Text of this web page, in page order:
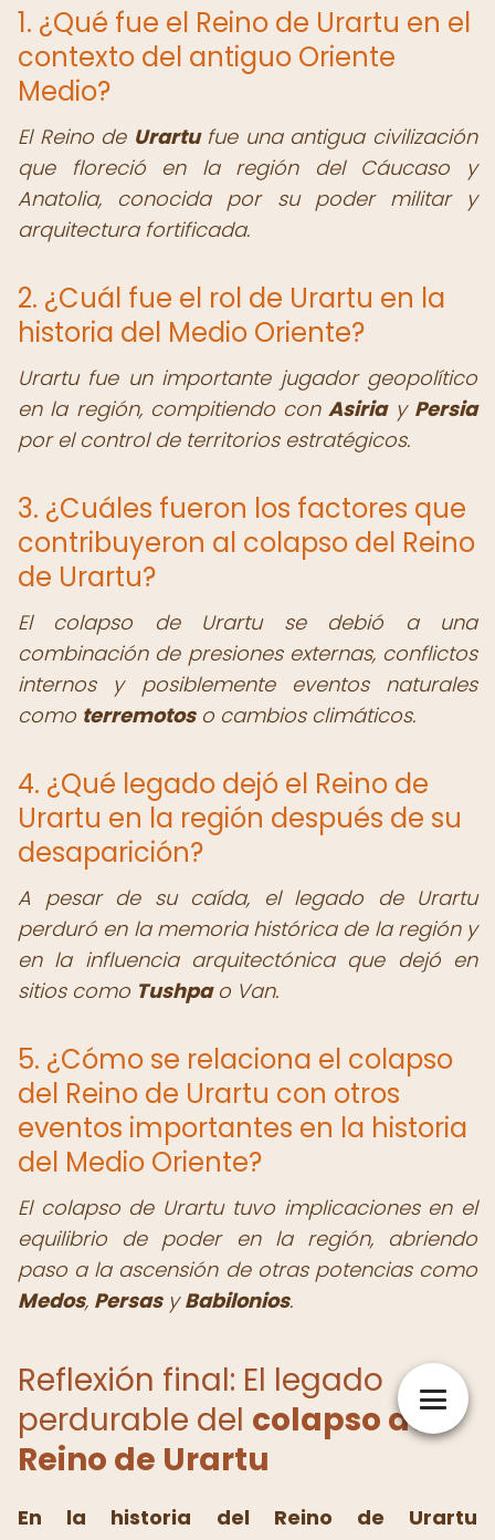
1. ¿Qué fue el Reino de Urartu en el
contexto del antiguo Oriente
Medio?
El Reino de Urartufue una antigua civilización
que floreció en la región del Cáucaso y
Anatolia, conocida por su poder militar y
arquitectura fortificada.
2. ¿Cuál fue el rol de Urartu en la
historia del Medio Oriente?
Urartu fue un importante jugador geopolítico
en la región, compitiendo conAsiriay Persia
por el control de territorios estratégicos.
3. ¿Cuáles fueron los factores que
contribuyeron al colapso del Reino
de Urartu?
El colapso de Urartu se debió a una
combinación de presiones externas, conflictos
internos y posiblemente eventos naturales
como terremotoso cambios climáticos.
4. ¿Qué legado dejó el Reino de
Urartu en la región después de su
desaparición?
A pesar de su caída, el legado de Urartu
perduró en la memoria histórica de la región y
en la influencia arquitectónica que dejó en
sitios como Tushpao Van.
5. ¿Cómo se relaciona el colapso
del Reino de Urartu con otros
eventos importantes en la historia
del Medio Oriente?
El colapso de Urartu tuvo implicaciones en el
equilibrio de poder en la región, abriendo
paso a la ascensión de otras potencias como
Medos, PersasyBabilonios.
Reflexión final: El legado
perdurable del colapso del
Reino de Urartu
En la historia del Reino de Urartu